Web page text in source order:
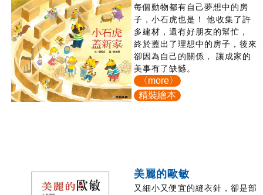
每個動物都有自己夢想中的房
子，小石虎也是！ 他收集了許
多建材，還有好朋友的幫忙，
終於蓋出了理想中的房子，後來
卻因為自己的關係， 讓成家的
美事有了缺憾。
〈more〉
精裝繪本
美麗的歐敏
又細小又便宜的縫衣針，卻是部